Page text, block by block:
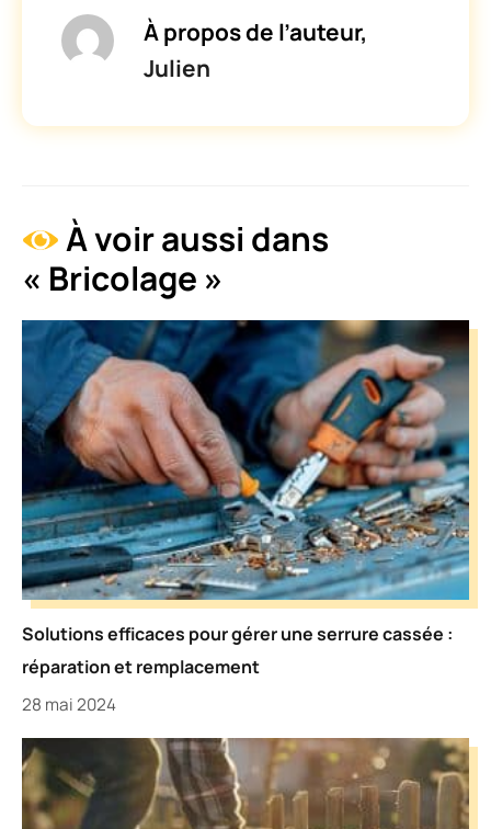
À propos de l’auteur,
Julien
À voir aussi dans
« Bricolage »
Solutions efficaces pour gérer une serrure cassée :
réparation et remplacement
28 mai 2024